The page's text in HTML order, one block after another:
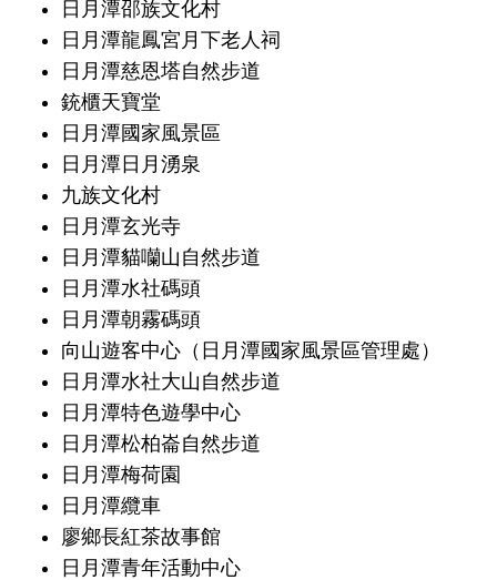
日月潭邵族文化村
日月潭龍鳳宮月下老人祠
日月潭慈恩塔自然步道
銃櫃天寶堂
日月潭國家風景區
日月潭日月湧泉
九族文化村
日月潭玄光寺
日月潭貓囒山自然步道
日月潭水社碼頭
日月潭朝霧碼頭
向山遊客中心（日月潭國家風景區管理處）
日月潭水社大山自然步道
日月潭特色遊學中心
日月潭松柏崙自然步道
日月潭梅荷園
日月潭纜車
廖鄉長紅茶故事館
日月潭青年活動中心